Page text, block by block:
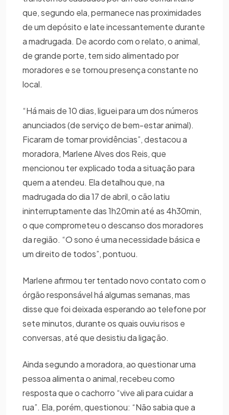
que, segundo ela, permanece nas proximidades
de um depósito e late incessantemente durante
a madrugada. De acordo com o relato, o animal,
de grande porte, tem sido alimentado por
moradores e se tornou presença constante no
local.
“Há mais de 10 dias, liguei para um dos números
anunciados (de serviço de bem-estar animal).
Ficaram de tomar providências”, destacou a
moradora, Marlene Alves dos Reis, que
mencionou ter explicado toda a situação para
quem a atendeu. Ela detalhou que, na
madrugada do dia 17 de abril, o cão latiu
ininterruptamente das 1h20min até as 4h30min,
o que comprometeu o descanso dos moradores
da região. “O sono é uma necessidade básica e
um direito de todos”, pontuou.
Marlene afirmou ter tentado novo contato com o
órgão responsável há algumas semanas, mas
disse que foi deixada esperando ao telefone por
sete minutos, durante os quais ouviu risos e
conversas, até que desistiu da ligação.
Ainda segundo a moradora, ao questionar uma
pessoa alimenta o animal, recebeu como
resposta que o cachorro “vive ali para cuidar a
rua”. Ela, porém, questionou: “Não sabia que a